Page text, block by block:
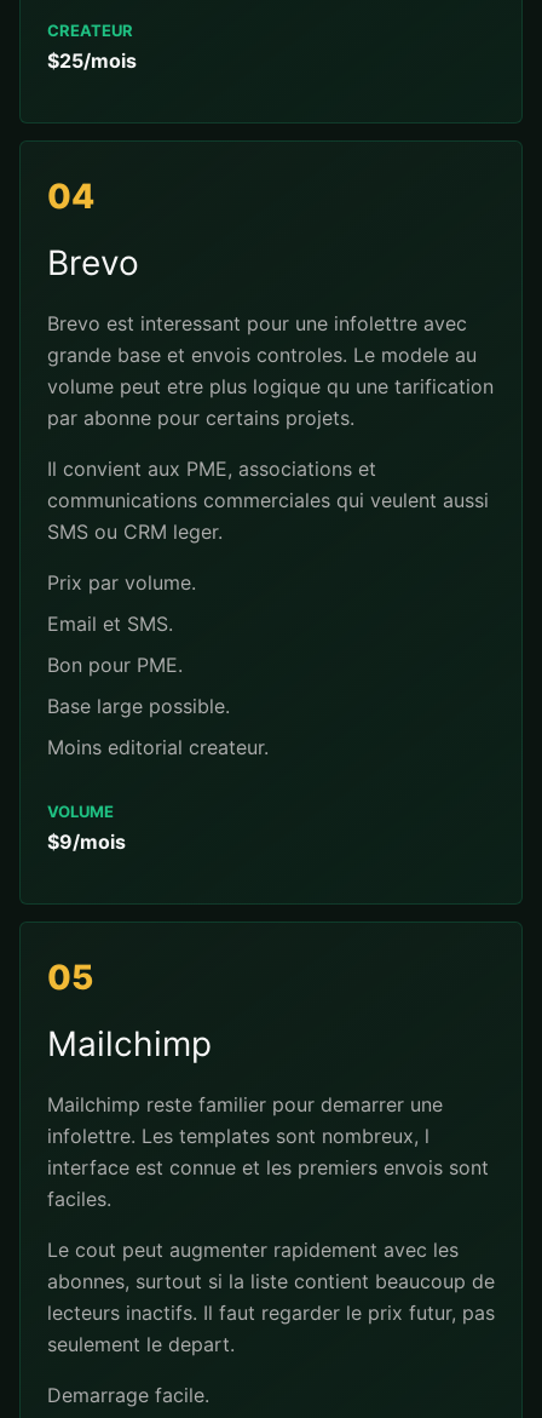
CREATEUR
$25/mois
04
Brevo
Brevo est interessant pour une infolettre avec
grande base et envois controles. Le modele au
volume peut etre plus logique qu une tarification
par abonne pour certains projets.
Il convient aux PME, associations et
communications commerciales qui veulent aussi
SMS ou CRM leger.
Prix par volume.
Email et SMS.
Bon pour PME.
Base large possible.
Moins editorial createur.
VOLUME
$9/mois
05
Mailchimp
Mailchimp reste familier pour demarrer une
infolettre. Les templates sont nombreux, l
interface est connue et les premiers envois sont
faciles.
Le cout peut augmenter rapidement avec les
abonnes, surtout si la liste contient beaucoup de
lecteurs inactifs. Il faut regarder le prix futur, pas
seulement le depart.
Demarrage facile.